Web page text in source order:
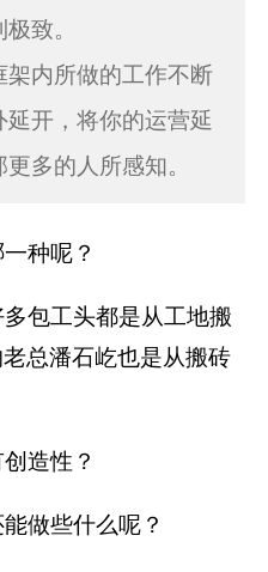
致。
架内所做的工作不断
开，将你的运营延
多的人所感知。
种呢？
包工头都是从工地搬
总潘石屹也是从搬砖
造性？
做些什么呢？